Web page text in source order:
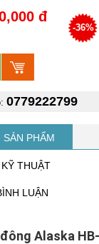
đ
-36%
0779222799
PHẨM
THUẬT
LUẬN
Alaska